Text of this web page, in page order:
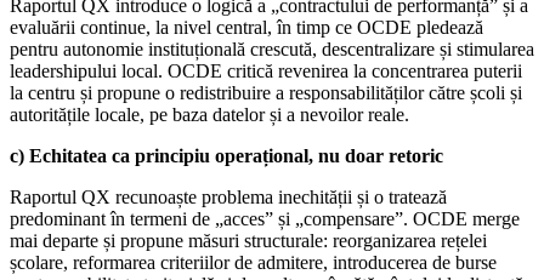
Raportul QX introduce o logică a „contractului de performanță” și a
evaluării continue, la nivel central, în timp ce OCDE pledează
pentru autonomie instituțională crescută, descentralizare și stimularea
leadershipului local. OCDE critică revenirea la concentrarea puterii
la centru și propune o redistribuire a responsabilităților către școli și
autoritățile locale, pe baza datelor și a nevoilor reale.
c) Echitatea ca principiu operațional, nu doar retoric
Raportul QX recunoaște problema inechității și o tratează
predominant în termeni de „acces” și „compensare”. OCDE merge
mai departe și propune măsuri structurale: reorganizarea rețelei
școlare, reformarea criteriilor de admitere, introducerea de burse